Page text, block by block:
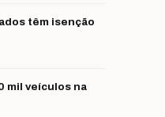
têm isenção
mil veículos na